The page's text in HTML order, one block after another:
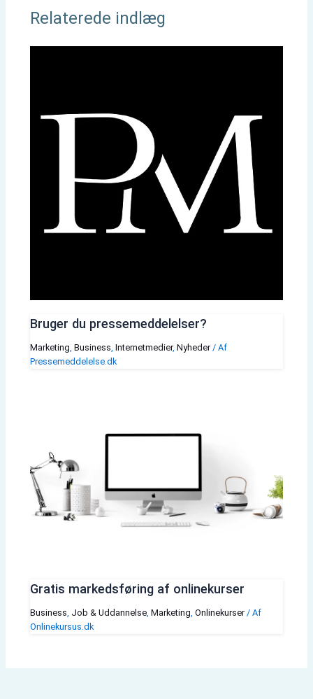
Relaterede indlæg
Bruger du pressemeddelelser?
Marketing Business Internetmedier, Nyheder/ Af
Pressemeddelelse.dk
Gratis markedsføring af onlinekurser
Business Job & Uddannelse, Marketing Onlinekurser/ Af
Onlinekursus.dk